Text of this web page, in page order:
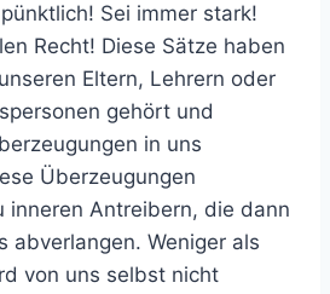
Sei immer stark!
Recht! Diese Sätze haben
Eltern, Lehrern oder
gehört und
in uns
Überzeugungen
inneren Antreibern, die dann
abverlangen. Weniger als
von uns selbst nicht